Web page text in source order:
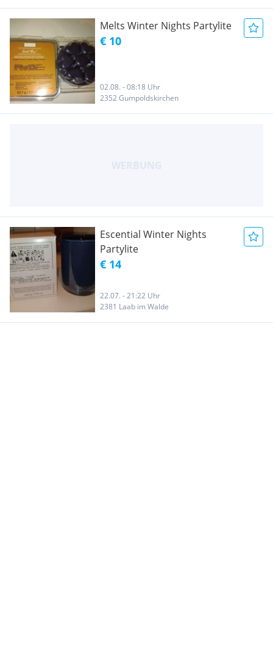
Melts Winter Nights Partylite
€ 10
02.08. - 08:18 Uhr
2352 Gumpoldskirchen
Escential Winter Nights
Partylite
€ 14
22.07. - 21:22 Uhr
2381 Laab im Walde